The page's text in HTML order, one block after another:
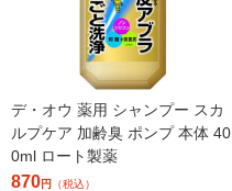
デ・オウ 薬用 シャンプー スカ
ルプケア 加齢臭 ポンプ 本体 40
0ml ロート製薬
870円 （税込）